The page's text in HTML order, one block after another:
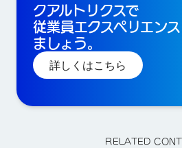
クアルトリクスで
従業員エクスペリエン
ましょう。
詳しくはこちら
RELATED